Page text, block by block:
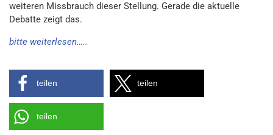
weiteren Missbrauch dieser Stellung. Gerade die aktuelle
Debatte zeigt das.
bitte weiterlesen…..
teilen teilen
teilen